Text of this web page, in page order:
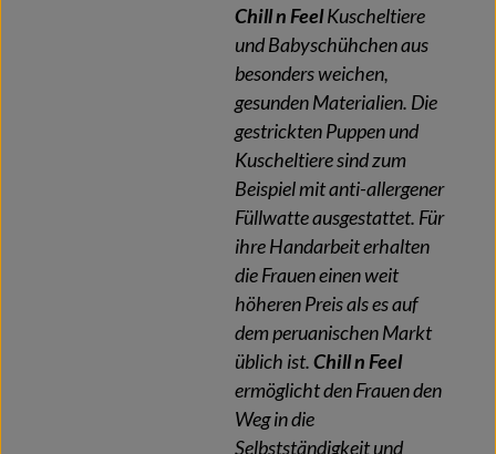
Chill n FeelKuscheltiere
und Babyschühchen aus
besonders weichen,
gesunden Materialien. Die
gestrickten Puppen und
Kuscheltiere sind zum
Beispiel mit anti-allergener
Füllwatte ausgestattet. Für
ihre Handarbeit erhalten
die Frauen einen weit
höheren Preis als es auf
dem peruanischen Markt
üblich ist.Chill n Feel
ermöglicht den Frauen den
Weg in die
Selbstständigkeit und